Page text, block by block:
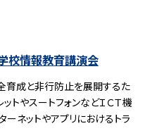
校情報教育講演会
育成と非行防止を展開するた
トやスートフォンなどＩＣＴ機
ネットやアプリにおけるトラ